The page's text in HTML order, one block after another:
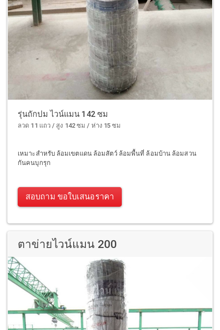
รุ่นถักปม ไวน์แมน 142 ซม
ลวด 11 แถว / สูง 142 ซม / ห่าง 15 ซม
เหมาะสำหรับ ล้อมเขตแดน ล้อมสัตว์ ล้อมพื้นที่ ล้อมบ้าน ล้อมสวน
กันคนบุกรุก
สอบถาม ขอใบเสนอราคา
ตาข่ายไวน์แมน 200